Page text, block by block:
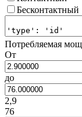
Бесконтактный
Потребляемая
От
до
2,9
76